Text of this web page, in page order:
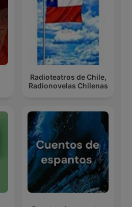
Radioteatros de Chile,
Radionovelas Chilenas